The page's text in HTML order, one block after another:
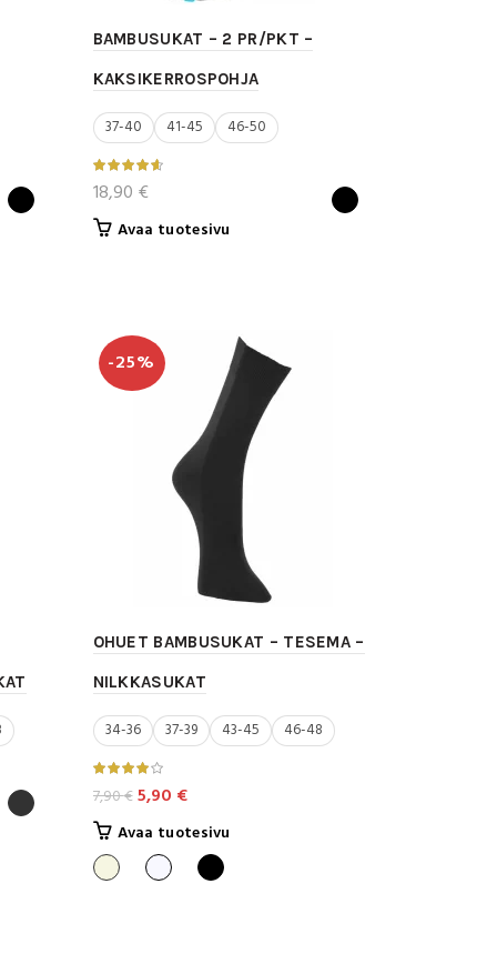
BAMBUSUKAT – 2 PR/PKT –
KAKSIKERROSPOHJA
37-40 41-45 46-50
18,90 €
Avaa tuotesivu
Voit
tehdä
valinnat
tuotteen
sivulla.
-25%
OHUET BAMBUSUKAT – TESEMA –
NILKKASUKAT
34-36 37-39 43-45 46-48
7,90€Alkuperäinen
hinta
oli:
7,90 €.
5,90 €Nykyinen
hinta
on:
5,90 €.
Avaa tuotesivu